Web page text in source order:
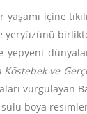
içine
Köstebek ve
vurgulayan
boya